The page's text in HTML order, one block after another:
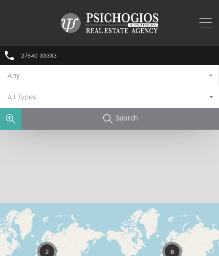
27540 33333
Any
All Types
Search
2 9